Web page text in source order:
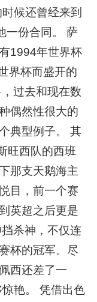
候还曾经来到
一份合同。 萨
1994年世界杯
界杯而盛开的
过去和现在数
偶然性很大的
典型例子。 其
旺西队的西班
那支天鹅海主
目，前一个赛
英超之后更是
杀神，不仅连
杯的冠军。尽
西还差了一
艳。 凭借出色